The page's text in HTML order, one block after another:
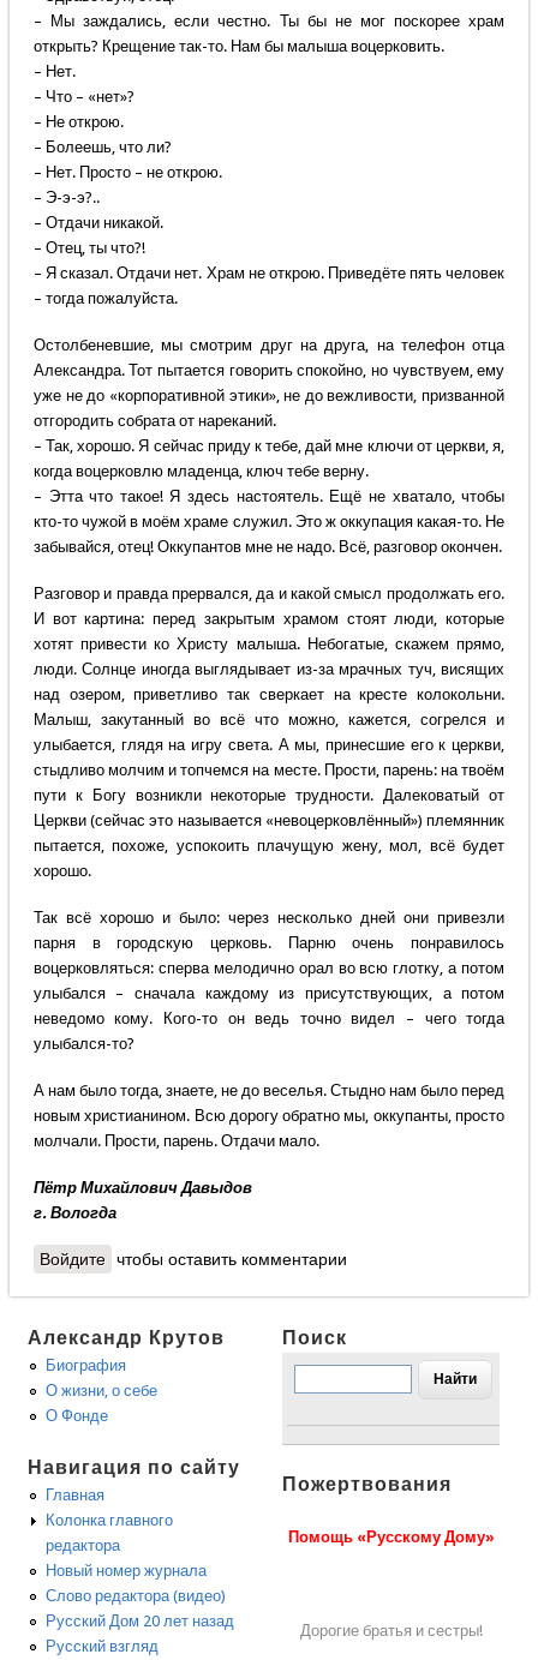
– Мы заждались, если честно. Ты бы не мог поскорее храм
открыть? Крещение так-то. Нам бы малыша воцерковить.
– Нет.
– Что – «нет»?
– Не открою.
– Болеешь, что ли?
– Нет. Просто – не открою.
– Э-э-э?..
– Отдачи никакой.
– Отец, ты что?!
– Я сказал. Отдачи нет. Храм не открою. Приведёте пять человек
– тогда пожалуйста.
Остолбеневшие, мы смотрим друг на друга, на телефон отца
Александра. Тот пытается говорить спокойно, но чувствуем, ему
уже не до «корпоративной этики», не до вежливости, призванной
отгородить собрата от нареканий.
– Так, хорошо. Я сейчас приду к тебе, дай мне ключи от церкви, я,
когда воцерковлю младенца, ключ тебе верну.
– Этта что такое! Я здесь настоятель. Ещё не хватало, чтобы
кто-то чужой в моём храме служил. Это ж оккупация какая-то. Не
забывайся, отец! Оккупантов мне не надо. Всё, разговор окончен.
Разговор и правда прервался, да и какой смысл продолжать его.
И вот картина: перед закрытым храмом стоят люди, которые
хотят привести ко Христу малыша. Небогатые, скажем прямо,
люди. Солнце иногда выглядывает из-за мрачных туч, висящих
над озером, приветливо так сверкает на кресте колокольни.
Малыш, закутанный во всё что можно, кажется, согрелся и
улыбается, глядя на игру света. А мы, принесшие его к церкви,
стыдливо молчим и топчемся на месте. Прости, парень: на твоём
пути к Богу возникли некоторые трудности. Далековатый от
Церкви (сейчас это называется «невоцерковлённый») племянник
пытается, похоже, успокоить плачущую жену, мол, всё будет
хорошо.
Так всё хорошо и было: через несколько дней они привезли
парня в городскую церковь. Парню очень понравилось
воцерковляться: сперва мелодично орал во всю глотку, а потом
улыбался – сначала каждому из присутствующих, а потом
неведомо кому. Кого-то он ведь точно видел – чего тогда
улыбался-то?
А нам было тогда, знаете, не до веселья. Стыдно нам было перед
новым христианином. Всю дорогу обратно мы, оккупанты, просто
молчали. Прости, парень. Отдачи мало.
Пётр Михайлович Давыдов
г. Вологда
Войдите чтобы оставить комментарии
Александр Крутов
Биография
О жизни, о себе
О Фонде
Навигация по сайту
Главная
Колонка главного
редактора
Новый номер журнала
Слово редактора (видео)
Русский Дом 20 лет назад
Русский взгляд
Поиск
Пожертвования
Помощь «Русскому Дому»
Дорогие братья и сестры!